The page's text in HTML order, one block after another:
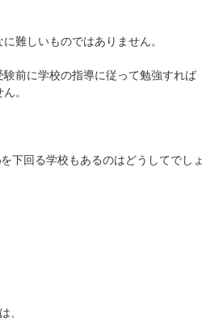
難しいものではありません。
前に学校の指導に従って勉強すれば
。
下回る学校もあるのはどうしてでしょ
は、